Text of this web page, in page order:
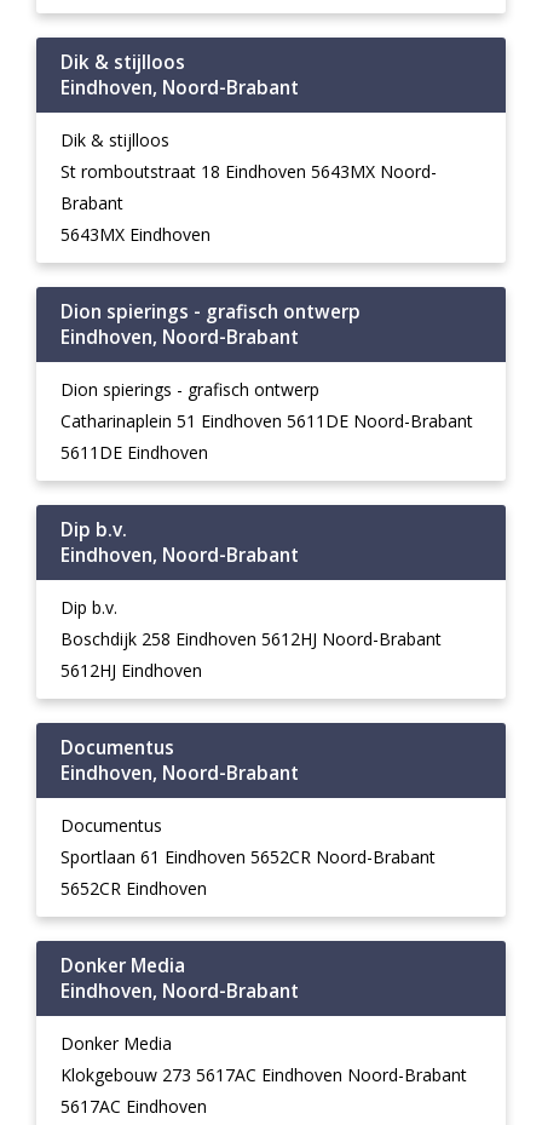
Dik & stijlloos
Eindhoven, Noord-Brabant
Dik & stijlloos
St romboutstraat 18 Eindhoven 5643MX Noord-
Brabant
5643MX Eindhoven
Dion spierings - grafisch ontwerp
Eindhoven, Noord-Brabant
Dion spierings - grafisch ontwerp
Catharinaplein 51 Eindhoven 5611DE Noord-Brabant
5611DE Eindhoven
Dip b.v.
Eindhoven, Noord-Brabant
Dip b.v.
Boschdijk 258 Eindhoven 5612HJ Noord-Brabant
5612HJ Eindhoven
Documentus
Eindhoven, Noord-Brabant
Documentus
Sportlaan 61 Eindhoven 5652CR Noord-Brabant
5652CR Eindhoven
Donker Media
Eindhoven, Noord-Brabant
Donker Media
Klokgebouw 273 5617AC Eindhoven Noord-Brabant
5617AC Eindhoven